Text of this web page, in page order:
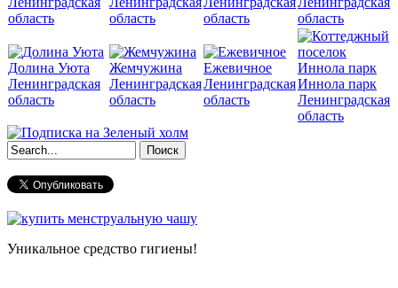
область
область
область
область
Долина Уюта
Ленинградская
область
Жемчужина
Ленинградская
область
Ежевичное
Ленинградская
область
Иннола парк
Ленинградская
область
Форма поиска
Уникальное средство гигиены!